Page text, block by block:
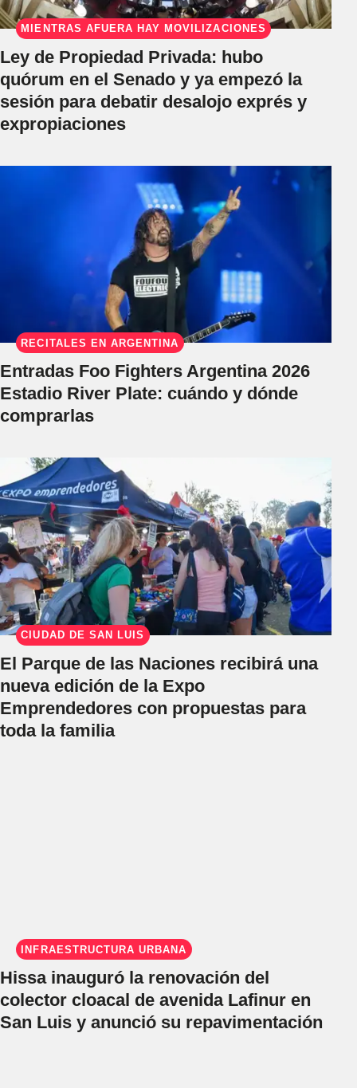
MIENTRAS AFUERA HAY MOVILIZACIONES
Ley de Propiedad Privada: hubo
quórum en el Senado y ya empezó la
sesión para debatir desalojo exprés y
expropiaciones
RECITALES EN ARGENTINA
Entradas Foo Fighters Argentina 2026
Estadio River Plate: cuándo y dónde
comprarlas
CIUDAD DE SAN LUIS
El Parque de las Naciones recibirá una
nueva edición de la Expo
Emprendedores con propuestas para
toda la familia
INFRAESTRUCTURA URBANA
Hissa inauguró la renovación del
colector cloacal de avenida Lafinur en
San Luis y anunció su repavimentación